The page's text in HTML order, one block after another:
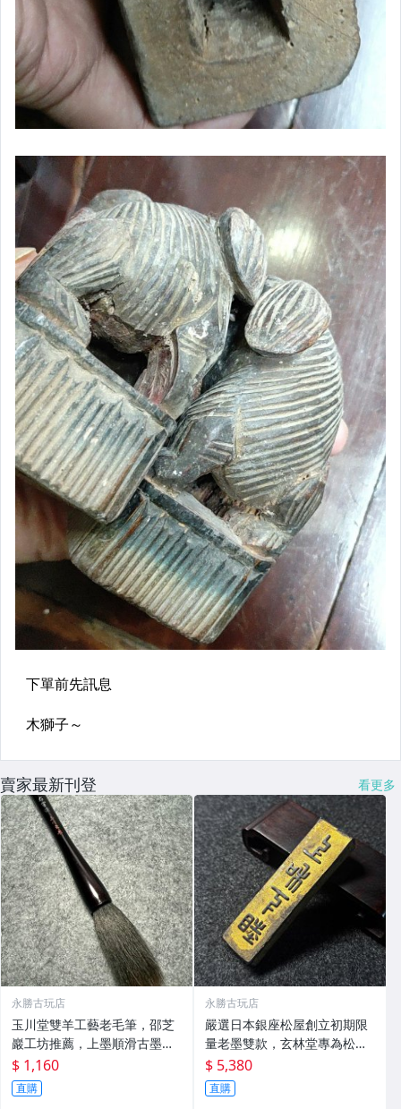
賣家最新刊登 看更多
永勝古玩店
玉川堂雙羊工藝老毛筆，邵芝
巖工坊推薦，上墨順滑古墨專
用 老墨 冬青 老筆
$ 1,160
直購
永勝古玩店
嚴選日本銀座松屋創立初期限
量老墨雙款，玄林堂專為松屋
打造，重量22.5g，適合收藏
及品味民國時期古雅文化 文房
用具 民國古墨 收藏文玩
$ 5,380
直購